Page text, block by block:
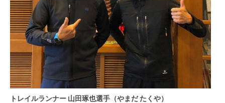
トレイルランナー 山田琢也選手（やまだ たくや）